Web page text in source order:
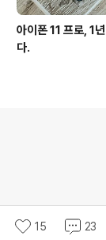
아이폰 11 프로, 1
다.
15 23